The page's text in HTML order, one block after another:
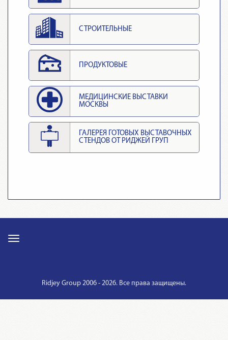
СТРОИТЕЛЬНЫЕ
ПРОДУКТОВЫЕ
МЕДИЦИНСКИЕ ВЫСТАВКИ
МОСКВЫ
ГАЛЕРЕЯ ГОТОВЫХ ВЫСТАВОЧНЫХ
СТЕНДОВ ОТ РИДЖЕЙ ГРУП
Ridjey Group 2006 - 2026. Все права защищены.